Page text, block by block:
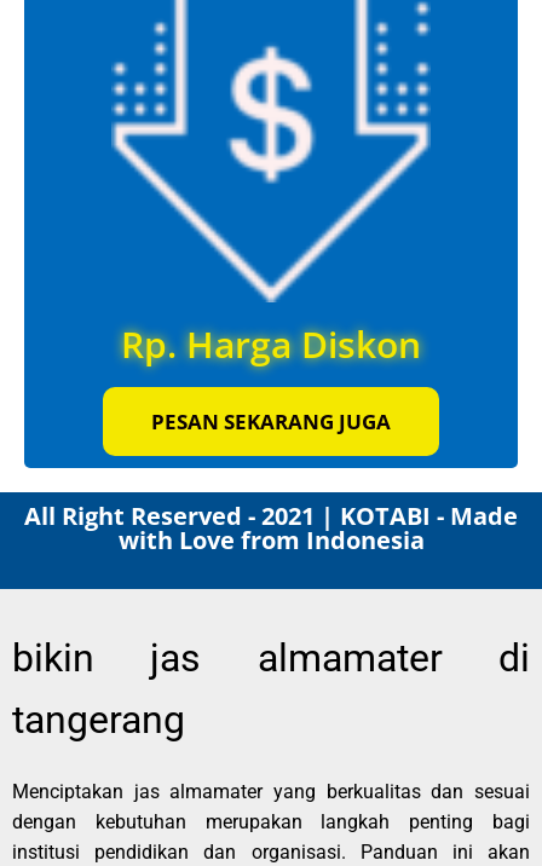
Rp. Harga Diskon
PESAN SEKARANG JUGA
All Right Reserved - 2021 | KOTABI - Made
with Love from Indonesia
bikin jas almamater di
tangerang
Menciptakan jas almamater yang berkualitas dan sesuai
dengan kebutuhan merupakan langkah penting bagi
institusi pendidikan dan organisasi. Panduan ini akan